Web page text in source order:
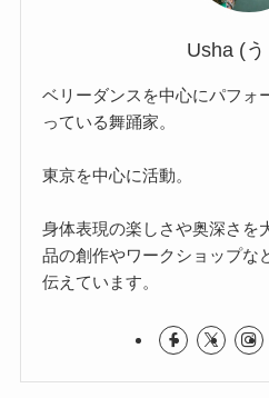
Usha (
ベリーダンスを中心にパフォ
っている舞踊家。
東京を中心に活動。
身体表現の楽しさや奥深さを
品の創作やワークショップな
伝えています。